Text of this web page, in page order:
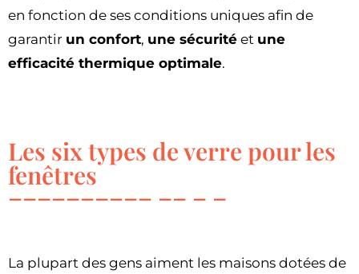
en fonction de ses conditions uniques afin de
garantir un confort, une sécurité et une
efficacité thermique optimale.
Les six types de verre pour les
fenêtres
La plupart des gens aiment les maisons dotées de